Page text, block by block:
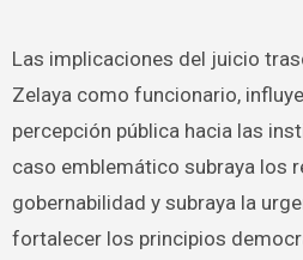
Las implicaciones del juicio
Zelaya como funcionario,
percepción pública hacia las
caso emblemático subraya los
gobernabilidad y subraya la
fortalecer los principios